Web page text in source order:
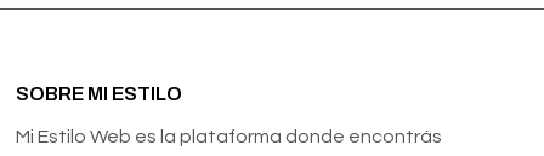
SOBRE MI ESTILO
Mi Estilo Web es la plataforma donde encontrás